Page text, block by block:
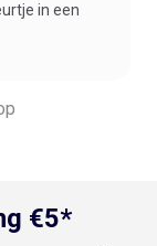
in een
€5*